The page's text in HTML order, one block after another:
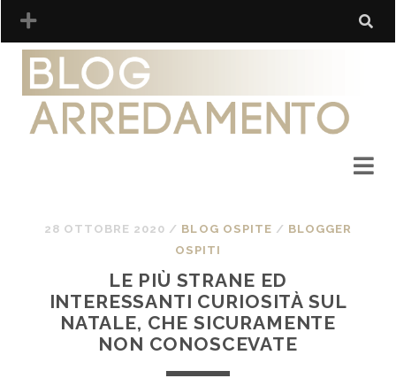
28 OTTOBRE 2020 / BLOG OSPITE / BLOGGER
OSPITI
LE PIÙ STRANE ED
INTERESSANTI CURIOSITÀ SUL
NATALE, CHE SICURAMENTE
NON CONOSCEVATE